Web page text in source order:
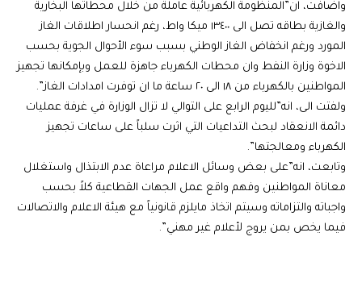
واضافت، ان”المنظومة الكهربائية عاملة من خلال محطاتها البخارية
والغازية بطاقه تصل الى ١٣٤٠٠ ميكا واط، رغم انحسار اطلاقات الغاز
المورد ورغم انخفاض الغاز الوطني بسبب سوء الأحوال الجوية بحسب
الاخوة وزارة النفط وان محطات الكهرباء جاهزة للعمل وبإمكانها تجهيز
المواطنين بالكهرباء من ١٨ الى ٢٠ ساعة ما ان توفرت امدادات الغاز”.
ولفتت الى، انه”لليوم الرابع على التوالي لا تزال الوزارة في غرفة عمليات
دائمة الانعقاد لبحث التداعيات التي اثرت سلباً على ساعات تجهيز
الكهرباء ومعالجتها”.
وتابعت، انه”على بعض وسائل الاعلام مراعاة عدم الابتذال واستغلال
معاناة المواطنين وفهم واقع عمل الجهات القطاعية كلاً بحسب
واجباته والتزاماته وسيتم اتخاذ مايلزم قانونياً مع هيئة الاعلام والاتصالات
فيما يخص بمن يروج لأعلام غير مهني”.